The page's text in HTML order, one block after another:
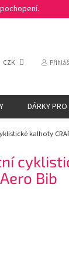
CZK
DÁRKY
kalhoty
Bib